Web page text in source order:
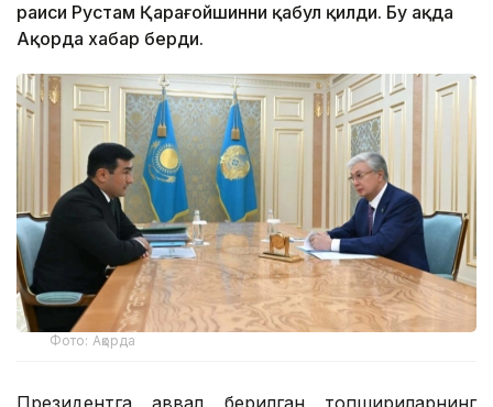
раиси Рустам Қарағойшинни қабул қилди. Бу ҳақда
Ақорда хабар берди.
Фото: Ақорда
Президентга аввал берилган топшириқларнинг